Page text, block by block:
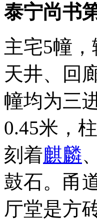
泰宁尚书
主宅5幢
天井、回
幢均为三
0.45米，
刻着麒麟
鼓石。甬
厅堂是方